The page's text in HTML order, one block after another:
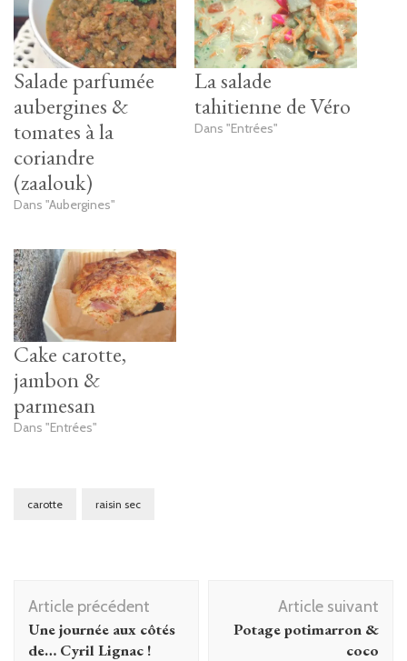
Salade parfumée
aubergines &
tomates à la
coriandre
(zaalouk)
Dans "Aubergines"
La salade
tahitienne de Véro
Dans "Entrées"
Cake carotte,
jambon &
parmesan
Dans "Entrées"
carotte raisin sec
Navigation
d'article
Article précédent
Une journée aux côtés
de… Cyril Lignac !
Article suivant
Potage potimarron &
coco